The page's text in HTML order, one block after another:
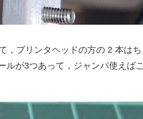
，プリンタヘッドの方の 2 本は
ルが3つあって，ジャンパ使えば